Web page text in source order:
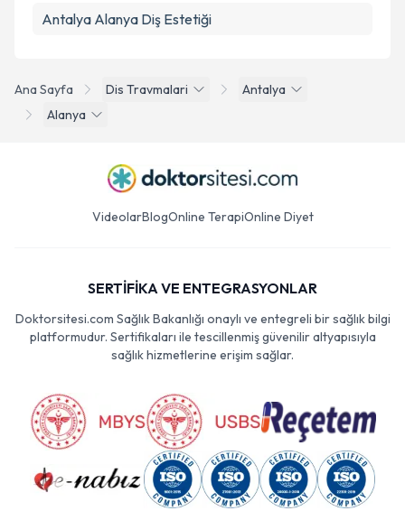
Ana Sayfa Dis Travmalari
Antalya
Alanya
Antalya Alanya Diş Estetiği
VideolarBlogOnline TerapiOnline Diyet
SERTİFİKA VE ENTEGRASYONLAR
Doktorsitesi.com Sağlık Bakanlığı onaylı ve entegreli bir sağlık bilgi
platformudur. Sertifikaları ile tescillenmiş güvenilir altyapısıyla
sağlık hizmetlerine erişim sağlar.